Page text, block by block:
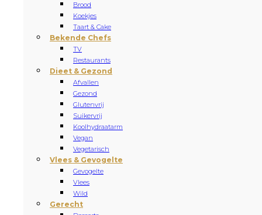
Brood
Koekjes
Taart & Cake
Bekende Chefs
TV
Restaurants
Dieet & Gezond
Afvallen
Gezond
Glutenvrij
Suikervrij
Koolhydraatarm
Vegan
Vegetarisch
Vlees & Gevogelte
Gevogelte
Vlees
Wild
Gerecht